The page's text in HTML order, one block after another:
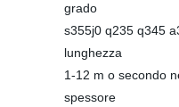
grado
s355j0 q235 q345
lunghezza
1-12 m o secondo
spessore